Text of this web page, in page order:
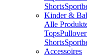
Shorts
Kinder &
Alle
Tops
Shorts
Accessoires